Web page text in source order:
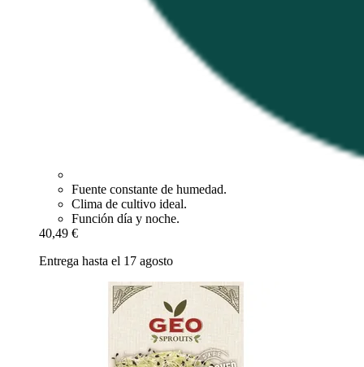
Fuente constante de humedad.
Clima de cultivo ideal.
Función día y noche.
40,49 €
Entrega hasta el 17 agosto